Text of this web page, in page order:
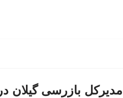
مدیرکل بازرسی گیلان در